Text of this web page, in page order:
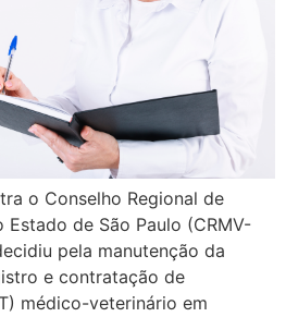
o Conselho Regional de
de São Paulo (CRMV-
pela manutenção da
e contratação de
médico-veterinário em